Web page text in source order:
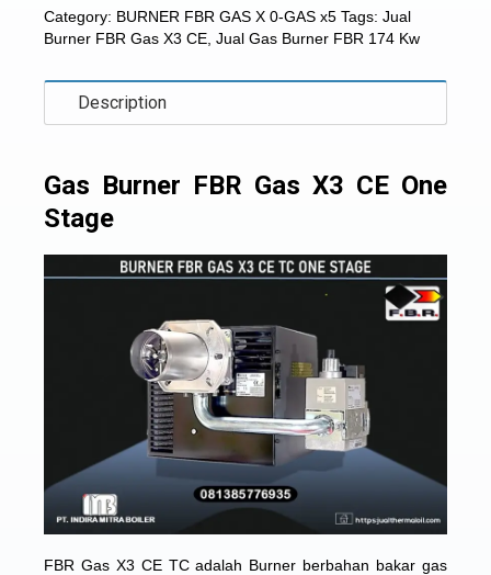
Category: BURNER FBR GAS X 0-GAS x5 Tags: Jual
Burner FBR Gas X3 CE Jual Gas Burner FBR 174 Kw
Description
Gas Burner FBR Gas X3 CE One
Stage
FBR Gas X3 CE TC adalah Burner berbahan bakar gas